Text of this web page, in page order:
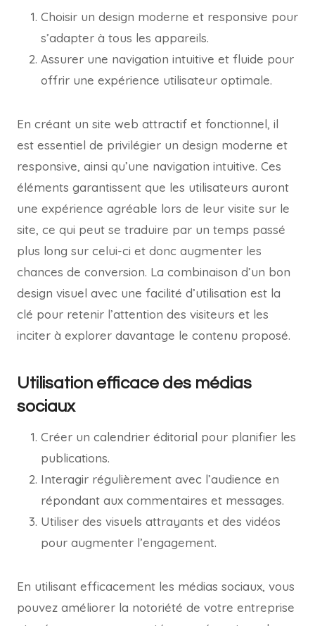
Choisir un design moderne et responsive pour
s’adapter à tous les appareils.
Assurer une navigation intuitive et fluide pour
offrir une expérience utilisateur optimale.
En créant un site web attractif et fonctionnel, il
est essentiel de privilégier un design moderne et
responsive, ainsi qu’une navigation intuitive. Ces
éléments garantissent que les utilisateurs auront
une expérience agréable lors de leur visite sur le
site, ce qui peut se traduire par un temps passé
plus long sur celui-ci et donc augmenter les
chances de conversion. La combinaison d’un bon
design visuel avec une facilité d’utilisation est la
clé pour retenir l’attention des visiteurs et les
inciter à explorer davantage le contenu proposé.
Utilisation efficace des médias
sociaux
Créer un calendrier éditorial pour planifier les
publications.
Interagir régulièrement avec l’audience en
répondant aux commentaires et messages.
Utiliser des visuels attrayants et des vidéos
pour augmenter l’engagement.
En utilisant efficacement les médias sociaux, vous
pouvez améliorer la notoriété de votre entreprise